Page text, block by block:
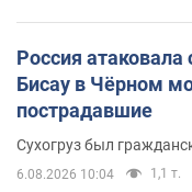
Россия
Бисау в Чёрном
пострадавшие
Сухогруз был
6.08.2026 10:04 1,1 т.